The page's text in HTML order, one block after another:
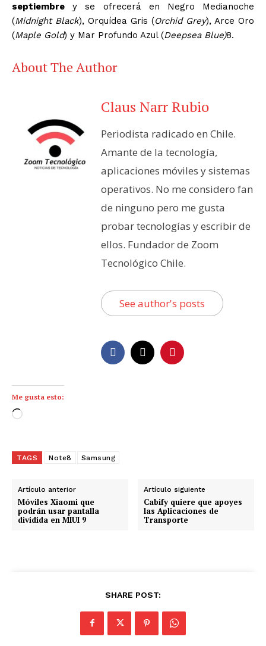
septiembre y se ofrecerá en Negro Medianoche
(Midnight Black), Orquídea Gris (Orchid Grey), Arce Oro
(Maple Gold) y Mar Profundo Azul (Deepsea Blue)8.
About The Author
Claus Narr Rubio
Periodista radicado en Chile.
Amante de la tecnología,
aplicaciones móviles y sistemas
operativos. No me considero fan
de ninguno pero me gusta
probar tecnologías y escribir de
ellos. Fundador de Zoom
Tecnológico Chile.
See author's posts
Me gusta esto:
C
g
n
d
o
TAGS Note8 Samsung
Artículo anterior
Móviles Xiaomi que
podrán usar pantalla
dividida en MIUI 9
Artículo siguiente
Cabify quiere que apoyes
las Aplicaciones de
Transporte
SHARE POST: